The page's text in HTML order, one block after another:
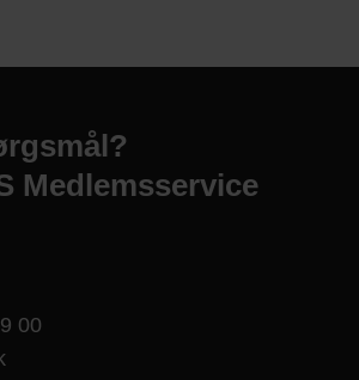
Medlemsservice
00